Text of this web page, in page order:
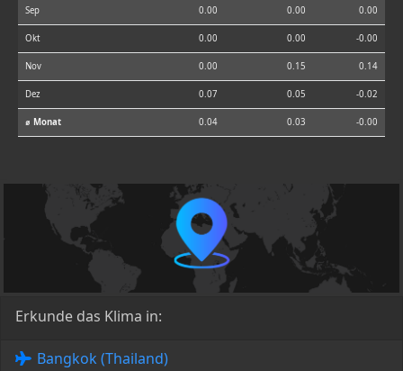
Sep 0.00 0.00 0.00
Okt 0.00 0.00 -0.00
Nov 0.00 0.15 0.14
Dez 0.07 0.05 -0.02
⌀ Monat 0.04 0.03 -0.00
Erkunde das Klima in:
Bangkok (Thailand)